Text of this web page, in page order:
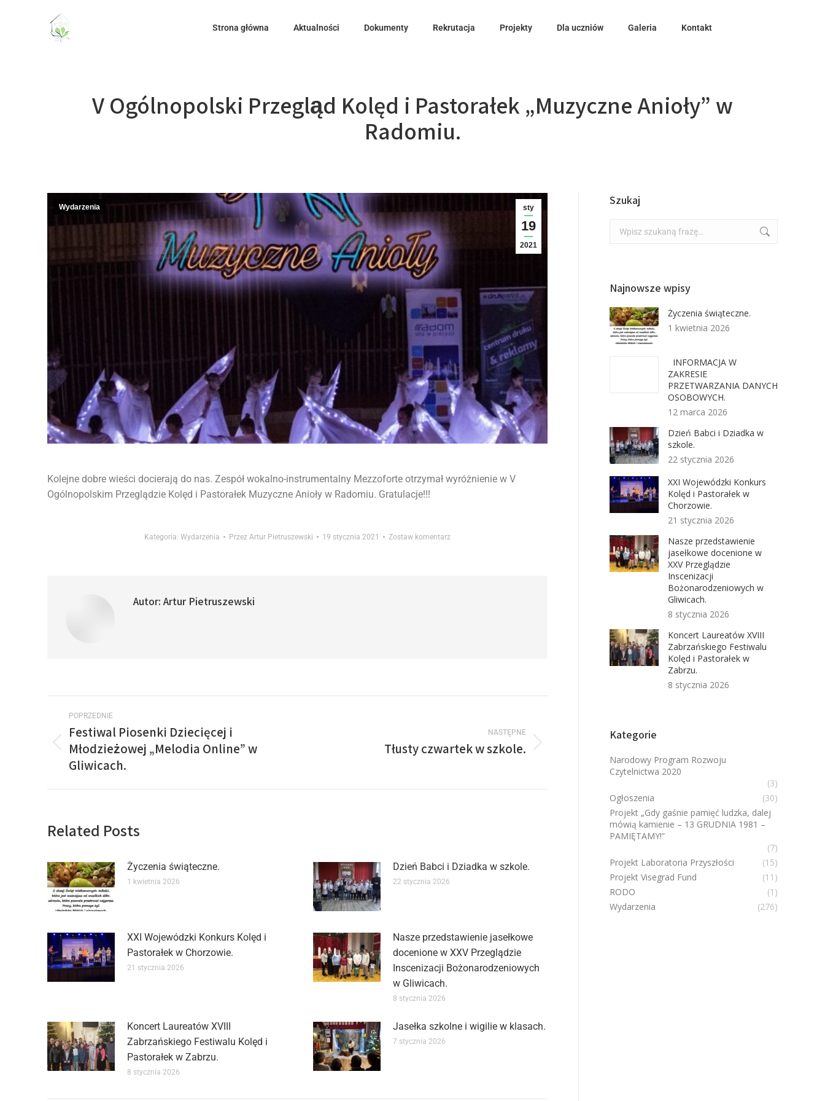
Strona główna Aktualności Dokumenty Rekrutacja Projekty Dla uczniów Galeria Kontakt
V Ogólnopolski Przegląd Kolęd i Pastorałek „Muzyczne Anioły” w
Radomiu.
sty
19
2021
Wydarzenia
Kolejne dobre wieści docierają do nas. Zespół wokalno-instrumentalny Mezzoforte otrzymał wyróżnienie w V
Ogólnopolskim Przeglądzie Kolęd i Pastorałek Muzyczne Anioły w Radomiu. Gratulacje!!!
Kategoria: Wydarzenia Przez Artur Pietruszewski 19 stycznia 2021 Zostaw komentarz
Autor: Artur Pietruszewski
POPRZEDNIE
Festiwal Piosenki Dziecięcej i
Młodzieżowej „Melodia Online” w
Gliwicach.
NASTĘPNE
Tłusty czwartek w szkole.
Related Posts
Życzenia świąteczne.
1 kwietnia 2026
Dzień Babci i Dziadka w szkole.
22 stycznia 2026
XXI Wojewódzki Konkurs Kolęd i
Pastorałek w Chorzowie.
21 stycznia 2026
Nasze przedstawienie jasełkowe
docenione w XXV Przeglądzie
Inscenizacji Bożonarodzeniowych
w Gliwicach.
8 stycznia 2026
Koncert Laureatów XVIII
Zabrzańskiego Festiwalu Kolęd i
Pastorałek w Zabrzu.
8 stycznia 2026
Jasełka szkolne i wigilie w klasach.
7 stycznia 2026
Szukaj
Najnowsze wpisy
Życzenia świąteczne.
1 kwietnia 2026
INFORMACJA W
ZAKRESIE
PRZETWARZANIA DANYCH
OSOBOWYCH.
12 marca 2026
Dzień Babci i Dziadka w
szkole.
22 stycznia 2026
XXI Wojewódzki Konkurs
Kolęd i Pastorałek w
Chorzowie.
21 stycznia 2026
Nasze przedstawienie
jasełkowe docenione w
XXV Przeglądzie
Inscenizacji
Bożonarodzeniowych w
Gliwicach.
8 stycznia 2026
Koncert Laureatów XVIII
Zabrzańskiego Festiwalu
Kolęd i Pastorałek w
Zabrzu.
8 stycznia 2026
Kategorie
Narodowy Program Rozwoju
Czytelnictwa 2020
(3)
Ogłoszenia
(30)
Projekt „Gdy gaśnie pamięć ludzka, dalej
mówią kamienie – 13 GRUDNIA 1981 –
PAMIĘTAMY!”
(7)
Projekt Laboratoria Przyszłości
(15)
Projekt Visegrad Fund
(11)
RODO
(1)
Wydarzenia
(276)